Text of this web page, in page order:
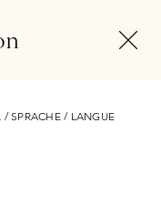
Skins
/ SPRACHE / LANGUE